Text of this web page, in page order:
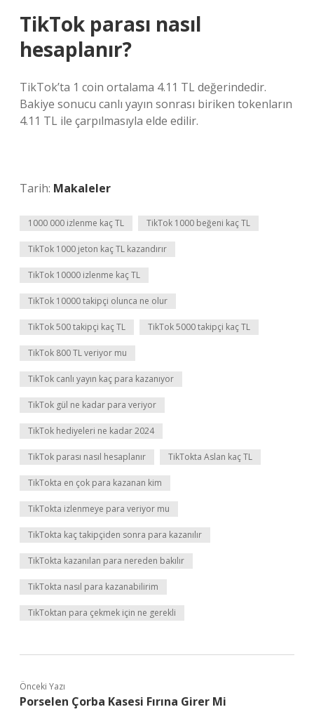
TikTok parası nasıl
hesaplanır?
TikTok’ta 1 coin ortalama 4.11 TL değerindedir.
Bakiye sonucu canlı yayın sonrası biriken tokenların
4.11 TL ile çarpılmasıyla elde edilir.
Tarih: Makaleler
1000 000 izlenme kaç TL TikTok 1000 beğeni kaç TL
TikTok 1000 jeton kaç TL kazandırır
TikTok 10000 izlenme kaç TL
TikTok 10000 takipçi olunca ne olur
TikTok 500 takipçi kaç TL TikTok 5000 takipçi kaç TL
TikTok 800 TL veriyor mu
TikTok canlı yayın kaç para kazanıyor
TikTok gül ne kadar para veriyor
TikTok hediyeleri ne kadar 2024
TikTok parası nasıl hesaplanır TikTokta Aslan kaç TL
TikTokta en çok para kazanan kim
TikTokta izlenmeye para veriyor mu
TikTokta kaç takipçiden sonra para kazanılır
TikTokta kazanılan para nereden bakılır
TikTokta nasıl para kazanabilirim
TikToktan para çekmek için ne gerekli
Önceki Yazı
Porselen Çorba Kasesi Fırına Girer Mi